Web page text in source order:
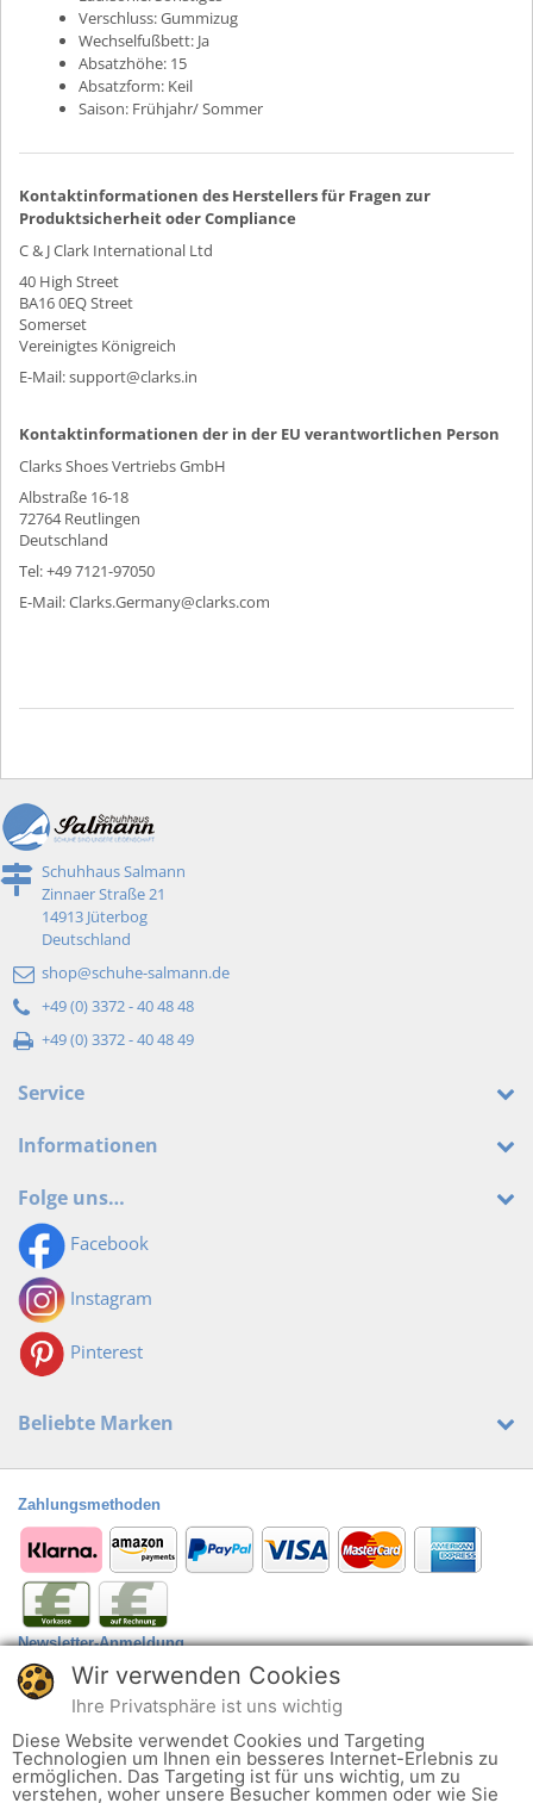
Verschluss:Gummizug
Wechselfußbett: Ja
Absatzhöhe: 15
Absatzform: Keil
Saison: Frühjahr/ Sommer
Kontaktinformationen des Herstellers für Fragen zur
Produktsicherheit oder Compliance
C & J Clark International Ltd
40 High Street
BA16 0EQ Street
Somerset
Vereinigtes Königreich
E-Mail: support@clarks.in
Kontaktinformationen der in der EU verantwortlichen Person
Clarks Shoes Vertriebs GmbH
Albstraße 16-18
72764 Reutlingen
Deutschland
Tel: +49 7121-97050
E-Mail: Clarks.Germany@clarks.com
Schuhhaus Salmann
Zinnaer Straße 21
14913 Jüterbog
Deutschland
shop@schuhe-salmann.de
+49 (0) 3372 - 40 48 48
+49 (0) 3372 - 40 48 49
Service
Informationen
Folge uns…
Facebook
Instagram
Pinterest
Beliebte Marken
Zahlungsmethoden
Newsletter-Anmeldung
@
werden.
Wir verwenden Cookies
Ihre Privatsphäre ist uns wichtig
Diese Website verwendet Cookies und Targeting
Technologien um Ihnen ein besseres Internet-Erlebnis zu
ermöglichen. Das Targeting ist für uns wichtig, um zu
verstehen, woher unsere Besucher kommen oder wie Sie